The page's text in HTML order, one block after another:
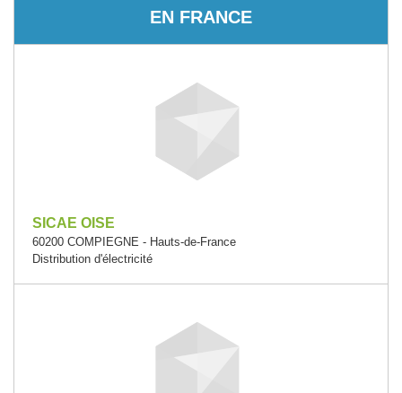
EN FRANCE
SICAE OISE
60200 COMPIEGNE - Hauts-de-France
Distribution d'électricité